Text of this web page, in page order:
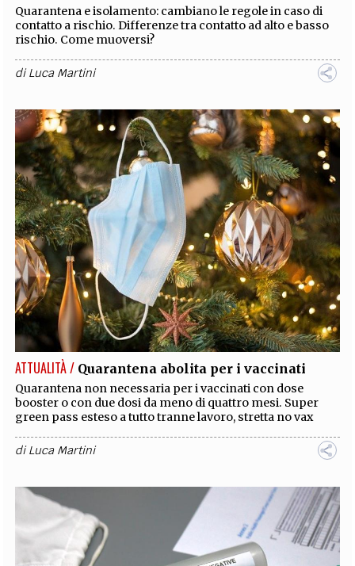
Quarantena e isolamento: cambiano le regole in caso di
contatto a rischio. Differenze tra contatto ad alto e basso
rischio. Come muoversi?
diLuca Martini
ATTUALITÀ / Quarantena abolita per i vaccinati
Quarantena non necessaria per i vaccinati con dose
booster o con due dosi da meno di quattro mesi. Super
green pass esteso a tutto tranne lavoro, stretta no vax
diLuca Martini